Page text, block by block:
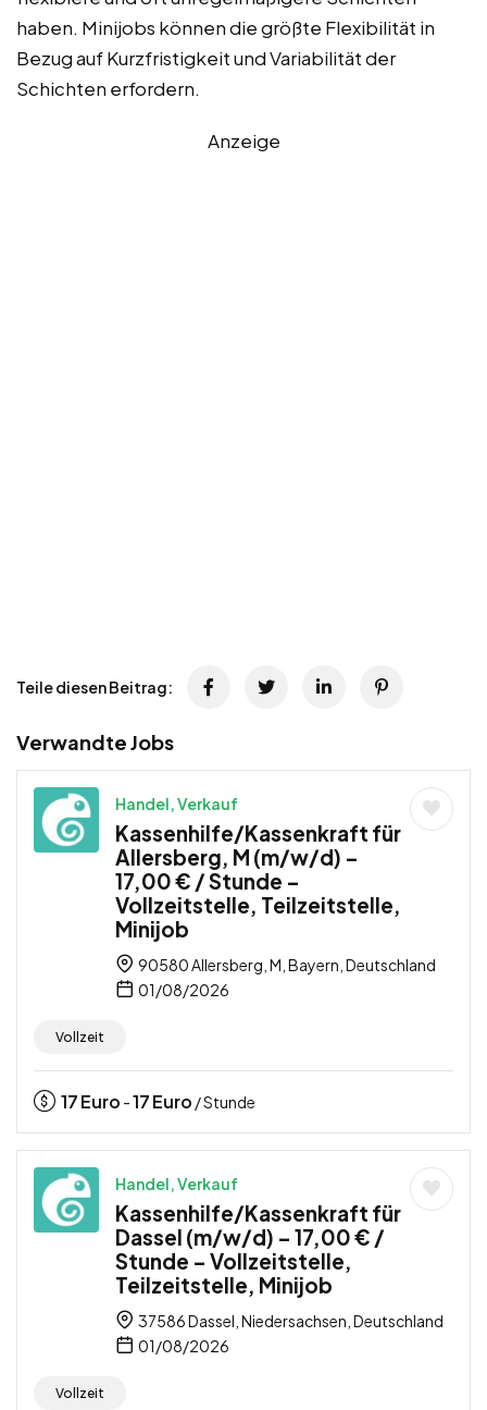
haben. Minijobs können die größte Flexibilität in
Bezug auf Kurzfristigkeit und Variabilität der
Schichten erfordern.
Anzeige
Teile diesen Beitrag:
Verwandte Jobs
Handel, Verkauf
Kassenhilfe/Kassenkraft für
Allersberg, M (m/w/d) –
17,00 € / Stunde –
Vollzeitstelle, Teilzeitstelle,
Minijob
90580 Allersberg, M, Bayern, Deutschland
01/08/2026
Vollzeit
17Euro -17Euro / Stunde
Handel, Verkauf
Kassenhilfe/Kassenkraft für
Dassel (m/w/d) – 17,00 € /
Stunde – Vollzeitstelle,
Teilzeitstelle, Minijob
37586 Dassel, Niedersachsen, Deutschland
01/08/2026
Vollzeit